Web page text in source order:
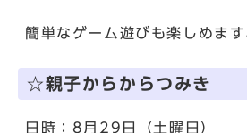
簡単なゲーム遊びも楽しめます
☆親子からからつみき
日時：8月29日（土曜日）